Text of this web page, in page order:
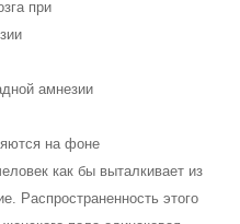
амнезии
на фоне
как бы выталкивает из
Распространенность этого